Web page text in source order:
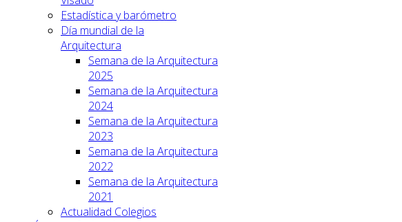
Estadística y barómetro
Día mundial de la
Arquitectura
Semana de la Arquitectura
2025
Semana de la Arquitectura
2024
Semana de la Arquitectura
2023
Semana de la Arquitectura
2022
Semana de la Arquitectura
2021
Actualidad Colegios